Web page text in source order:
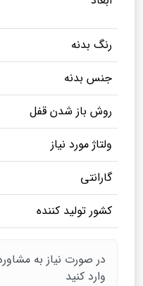
رنگ بدنه
جنس بدنه
روش باز شدن قفل
ولتاژ مورد نیاز
گارانتی
کشور تولید کننده
در صورت نیاز به
وارد کنید